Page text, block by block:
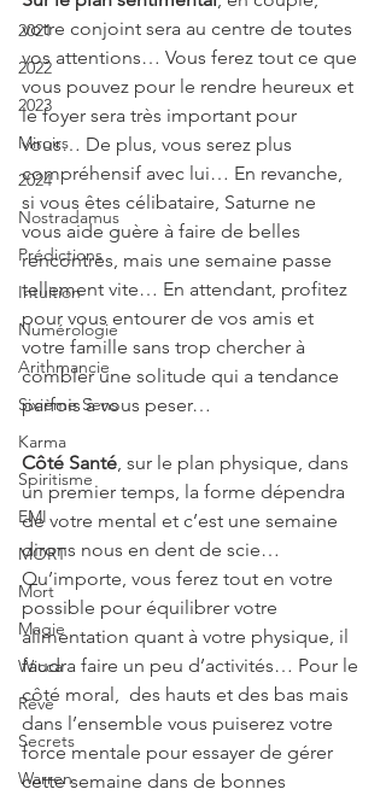
2021
2022
2023
Miroirs
2024
Nostradamus
Prédictions
Intuition
Numérologie
Arithmancie
Sixième Sens
Karma
Spiritisme
EMI
MORT
Mort
Magie
Wicca
Rêve
Secrets
Warren
votre conjoint sera au centre de toutes
vos attentions… Vous ferez tout ce que
vous pouvez pour le rendre heureux et
le foyer sera très important pour
vous… De plus, vous serez plus
compréhensif avec lui… En revanche,
si vous êtes célibataire, Saturne ne
vous aide guère à faire de belles
rencontres, mais une semaine passe
tellement vite… En attendant, profitez
pour vous entourer de vos amis et
votre famille sans trop chercher à
combler une solitude qui a tendance
parfois à vous peser…
Côté Santé, sur le plan physique, dans
un premier temps, la forme dépendra
de votre mental et c’est une semaine
dirons nous en dent de scie…
Qu’importe, vous ferez tout en votre
possible pour équilibrer votre
alimentation quant à votre physique, il
faudra faire un peu d’activités… Pour le
côté moral,  des hauts et des bas mais
dans l’ensemble vous puiserez votre
force mentale pour essayer de gérer
cette semaine dans de bonnes